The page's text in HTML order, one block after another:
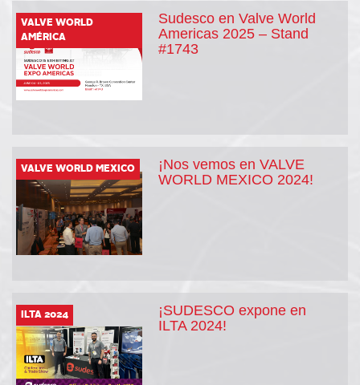
VALVE WORLD
AMÉRICA
Sudesco en Valve World
Americas 2025 – Stand
#1743
VALVE WORLD MEXICO
¡Nos vemos en VALVE
WORLD MEXICO 2024!
ILTA 2024
¡SUDESCO expone en
ILTA 2024!